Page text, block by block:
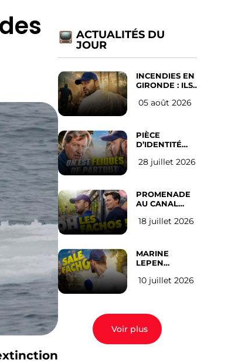
ACTUALITÉS DU
JOUR
INCENDIES EN
GIRONDE : ILS
D’ABANDONNER
05 août 2026
PIÈCE
D’IDENTITÉ
SUR LES
l’avis des
Français
28 juillet 2026
PROMENADE
AU CANAL
(les gauchistes
18 juillet 2026
MARINE
LEPEN
EN 2027 : l’avis
10 juillet 2026
Voir plus